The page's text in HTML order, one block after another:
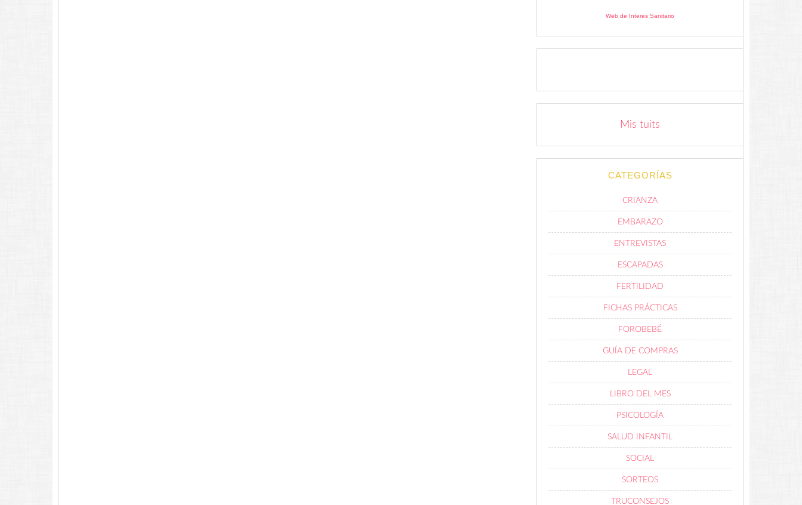
Web de Interes Sanitario
Mis tuits
CATEGORÍAS
CRIANZA
EMBARAZO
ENTREVISTAS
ESCAPADAS
FERTILIDAD
FICHAS PRÁCTICAS
FOROBEBÉ
GUÍA DE COMPRAS
LEGAL
LIBRO DEL MES
PSICOLOGÍA
SALUD INFANTIL
SOCIAL
SORTEOS
TRUCONSEJOS